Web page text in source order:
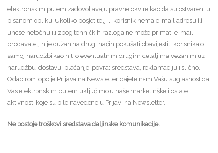
elektronskim putem zadovoljavaju pravne okvire kao da su ostvareni u
pisanom obliku. Ukoliko posjetitelj ili korisnik nema e-mail adresu ili
unese netočnu ili zbog tehničkih razloga ne može primati e-mail,
prodavatelj nije dužan na drugi način pokušati obavijestiti korisnika o
samoj narudžbi kao niti o eventualnim drugim detaljima vezanim uz
narudžbu, dostavu, plaćanje, povrat sredstava, reklamaciju i slično.
Odabirom opcije Prijava na Newsletter dajete nam Vašu suglasnost da
Vas elektronskim putem uključimo u naše marketinške i ostale
aktivnosti koje su bile navedene u Prijavi na Newsletter.
Ne postoje troškovi sredstava daljinske komunikacije.